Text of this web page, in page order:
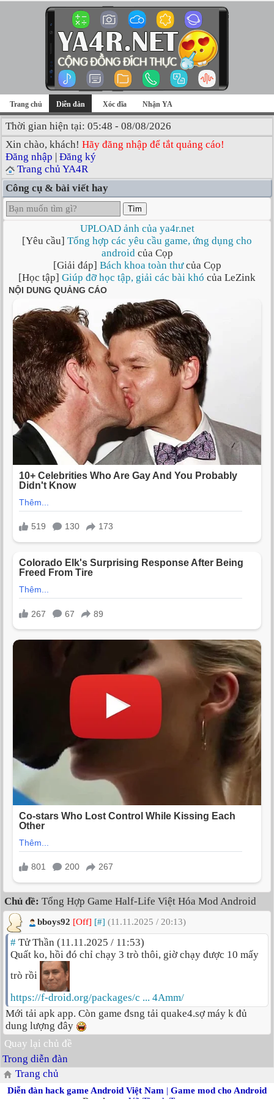
Trang chủ Diễn đàn Xóc đĩa Nhận YA
Thời gian hiện tại: 05:48 - 08/08/2026
Xin chào, khách! Hãy đăng nhập để tắt quảng cáo!
Đăng nhập | Đăng ký
Trang chủ YA4R
Công cụ & bài viết hay
Tìm
UPLOAD ảnh của ya4r.net
[Yêu cầu] Tổng hợp các yêu cầu game, ứng dụng cho
androidcủa Cọp
[Giải đáp] Bách khoa toàn thưcủa Cọp
[Học tập] Giúp đỡ học tập, giải các bài khó của LeZink
Chủ đề: Tổng Hợp Game Half-Life Việt Hóa Mod Android
bboys92 [Off] [#] (11.11.2025 / 20:13)
# Tử Thần (11.11.2025 / 11:53)
Quất ko, hồi đó chỉ chạy 3 trò thôi, giờ chạy được 10 mấy
trò rồi
https://f-droid.org/packages/c ... 4Amm/
Mới tải apk app. Còn game đsng tải quake4.sợ máy k đủ
dung lượng đây
Quay lại chủ đề
Trong diễn đàn
Trang chủ
Diễn đàn hack game Android Việt Nam | Game mod cho Android